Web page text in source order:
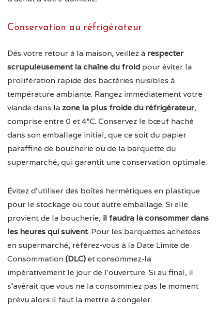
Conservation au réfrigérateur
Dès votre retour à la maison, veillez à respecter
scrupuleusement la chaîne du froid pour éviter la
prolifération rapide des bactéries nuisibles à
température ambiante. Rangez immédiatement votre
viande dans la zone la plus froide du réfrigérateur,
comprise entre 0 et 4°C. Conservez le bœuf haché
dans son emballage initial, que ce soit du papier
paraffiné de boucherie ou de la barquette du
supermarché, qui garantit une conservation optimale.
Évitez d’utiliser des boîtes hermétiques en plastique
pour le stockage ou tout autre emballage. Si elle
provient de la boucherie, il faudra la consommer dans
les heures qui suivent. Pour les barquettes achetées
en supermarché, référez-vous à la Date Limite de
Consommation(DLC)et consommez-la
impérativement le jour de l’ouverture. Si au final, il
s’avérait que vous ne la consommiez pas le moment
prévu alors il faut la mettre à congeler.